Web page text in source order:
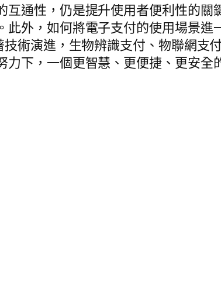
通性，仍是提升使用者便利性的關
外，如何將電子支付的使用場景進
術演進，生物辨識支付、物聯網支
下，一個更智慧、更便捷、更安全